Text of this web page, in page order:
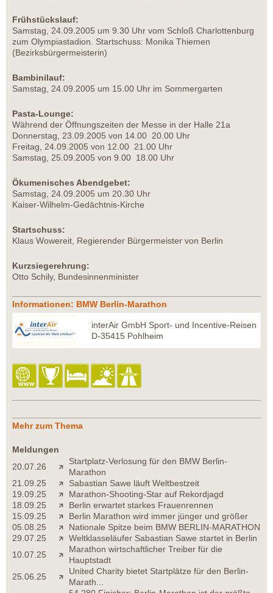
Frühstückslauf:
Samstag, 24.09.2005 um 9.30 Uhr vom Schloß Charlottenburg
zum Olympiastadion. Startschuss: Monika Thiemen
(Bezirksbürgermeisterin)
Bambinilauf:
Samstag, 24.09.2005 um 15.00 Uhr im Sommergarten
Pasta-Lounge:
Während der Öffnungszeiten der Messe in der Halle 21a
Donnerstag, 23.09.2005 von 14.00 ­ 20.00 Uhr
Freitag, 24.09.2005 von 12.00 ­ 21.00 Uhr
Samstag, 25.09.2005 von 9.00 ­ 18.00 Uhr
Ökumenisches Abendgebet:
Samstag, 24.09.2005 um 20.30 Uhr
Kaiser-Wilhelm-Gedächtnis-Kirche
Startschuss:
Klaus Wowereit, Regierender Bürgermeister von Berlin
Kurzsiegerehrung:
Otto Schily, Bundesinnenminister
Informationen: BMW Berlin-Marathon
interAir GmbH Sport- und Incentive-Reisen
D-35415 Pohlheim
Mehr zum Thema
Meldungen
20.07.26
Startplatz-Verlosung für den BMW Berlin-
Marathon
21.09.25
Sabastian Sawe läuft Weltbestzeit
19.09.25
Marathon-Shooting-Star auf Rekordjagd
18.09.25
Berlin erwartet starkes Frauenrennen
15.09.25
Berlin Marathon wird immer jünger und größer
05.08.25
Nationale Spitze beim BMW BERLIN-MARATHON
29.07.25
Weltklasseläufer Sabastian Sawe startet in Berlin
10.07.25
Marathon wirtschaftlicher Treiber für die
Hauptstadt
25.06.25
United Charity bietet Startplätze für den Berlin-
Marath...